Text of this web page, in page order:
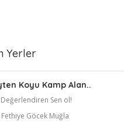
Yerler
Koyu Kamp Alan..
Sen ol!
Fethiye Göcek Muğla